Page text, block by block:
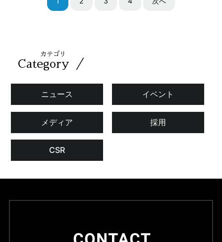
カテゴリ
Category ／
ニュース イベント
メディア 採用
CSR